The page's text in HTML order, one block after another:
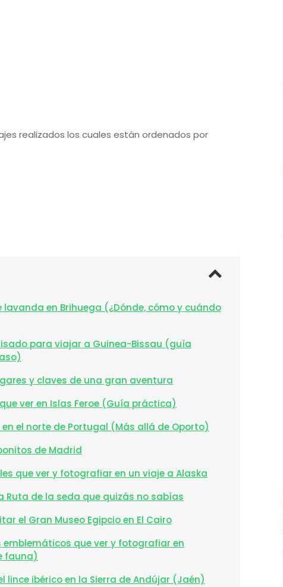
realizados los cuales están ordenados por
lavanda en Brihuega (¿Dónde, cómo y cuándo
para viajar a Guinea-Bissau (guía
y claves de una gran aventura
ver en Islas Feroe (Guía práctica)
en el norte de Portugal (Más allá de Oporto)
de Madrid
que ver y fotografiar en un viaje a Alaska
Ruta de la seda que quizás no sabías
el Gran Museo Egipcio en El Cairo
emblemáticos que ver y fotografiar en
fauna)
lince ibérico en la Sierra de Andújar (Jaén)